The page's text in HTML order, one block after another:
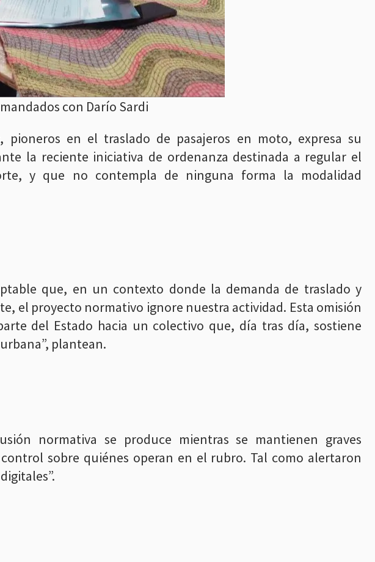
con Darío Sardi
, pioneros en el traslado de pasajeros en moto, expresa su
la reciente iniciativa de ordenanza destinada a regular el
y que no contempla de ninguna forma la modalidad
que, en un contexto donde la demanda de traslado y
el proyecto normativo ignore nuestra actividad. Esta omisión
del Estado hacia un colectivo que, día tras día, sostiene
plantean.
normativa se produce mientras se mantienen graves
sobre quiénes operan en el rubro. Tal como alertaron